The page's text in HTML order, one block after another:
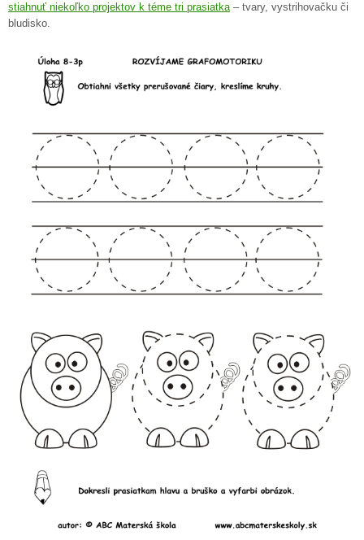
stiahnuť niekoľko projektov k téme tri prasiatka– tvary, vystrihovačku či
bludisko.